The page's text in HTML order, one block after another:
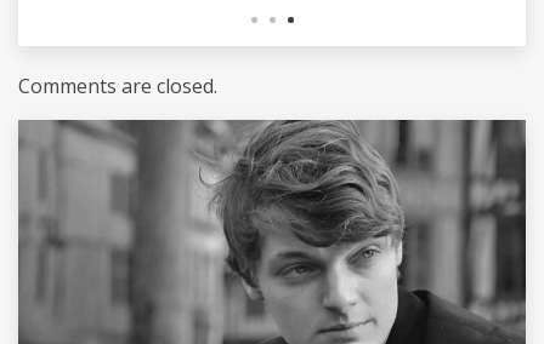
Comments are closed.